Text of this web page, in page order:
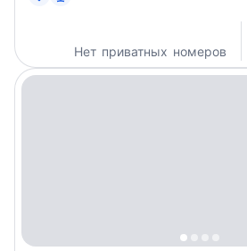
Нет приватных номеров